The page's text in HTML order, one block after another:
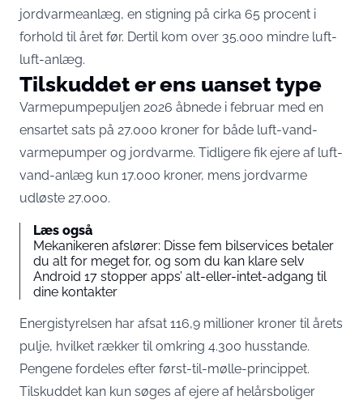
jordvarmeanlæg, en stigning på cirka 65 procent i
forhold til året før. Dertil kom over 35.000 mindre luft-
luft-anlæg.
Tilskuddet er ens uanset type
Varmepumpepuljen 2026 åbnede i februar med en
ensartet sats på 27.000 kroner for både luft-vand-
varmepumper og jordvarme. Tidligere fik ejere af luft-
vand-anlæg kun 17.000 kroner, mens jordvarme
udløste 27.000.
Læs også
Mekanikeren afslører: Disse fem bilservices betaler
du alt for meget for, og som du kan klare selv
Android 17 stopper apps’ alt-eller-intet-adgang til
dine kontakter
Energistyrelsen har afsat 116,9 millioner kroner til årets
pulje, hvilket rækker til omkring 4.300 husstande.
Pengene fordeles efter først-til-mølle-princippet.
Tilskuddet kan kun søges af ejere af helårsboliger